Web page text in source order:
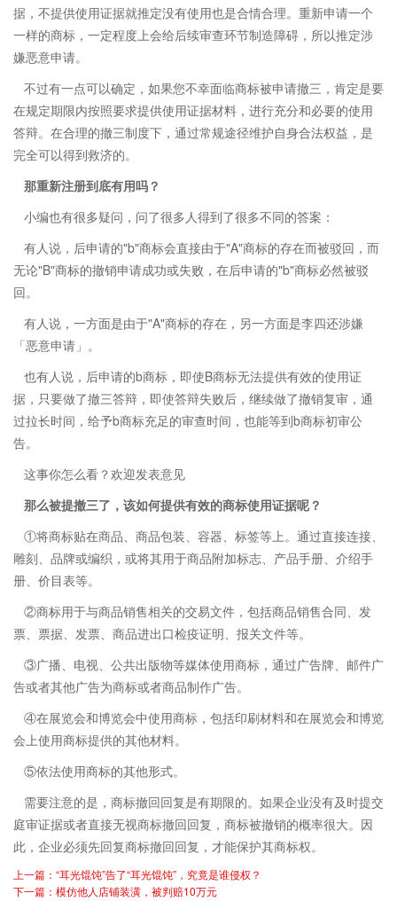
据，不提供使用证据就推定没有使用也是合情合理。重新申请一个
一样的商标，一定程度上会给后续审查环节制造障碍，所以推定涉
嫌恶意申请。
不过有一点可以确定，如果您不幸面临商标被申请撤三，肯定是要
在规定期限内按照要求提供使用证据材料，进行充分和必要的使用
答辩。在合理的撤三制度下，通过常规途径维护自身合法权益，是
完全可以得到救济的。
那重新注册到底有用吗？
小编也有很多疑问，问了很多人得到了很多不同的答案：
有人说，后申请的"b"商标会直接由于"A"商标的存在而被驳回，而
无论"B"商标的撤销申请成功或失败，在后申请的"b"商标必然被驳
回。
有人说，一方面是由于"A"商标的存在，另一方面是李四还涉嫌
「恶意申请」。
也有人说，后申请的b商标，即使B商标无法提供有效的使用证
据，只要做了撤三答辩，即使答辩失败后，继续做了撤销复审，通
过拉长时间，给予b商标充足的审查时间，也能等到b商标初审公
告。
这事你怎么看？欢迎发表意见
那么被提撤三了，该如何提供有效的商标使用证据呢？
①将商标贴在商品、商品包装、容器、标签等上。通过直接连接、
雕刻、品牌或编织，或将其用于商品附加标志、产品手册、介绍手
册、价目表等。
②商标用于与商品销售相关的交易文件，包括商品销售合同、发
票、票据、发票、商品进出口检疫证明、报关文件等。
③广播、电视、公共出版物等媒体使用商标，通过广告牌、邮件广
告或者其他广告为商标或者商品制作广告。
④在展览会和博览会中使用商标，包括印刷材料和在展览会和博览
会上使用商标提供的其他材料。
⑤依法使用商标的其他形式。
需要注意的是， 商标撤回回复是有期限的。如果企业没有及时提交
庭审证据或者直接无视商标撤回回复，商标被撤销的概率很大。因
此，企业必须先回复商标撤回回复，才能保护其商标权。
上一篇：“耳光馄饨”告了“耳光馄饨”，究竟是谁侵权？
下一篇：模仿他人店铺装潢，被判赔10万元